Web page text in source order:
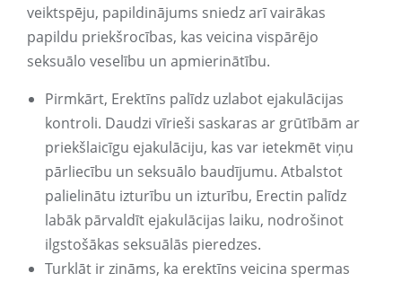
veiktspēju, papildinājums sniedz arī vairākas
papildu priekšrocības, kas veicina vispārējo
seksuālo veselību un apmierinātību.
Pirmkārt, Erektīns palīdz uzlabot ejakulācijas
kontroli. Daudzi vīrieši saskaras ar grūtībām ar
priekšlaicīgu ejakulāciju, kas var ietekmēt viņu
pārliecību un seksuālo baudījumu. Atbalstot
palielinātu izturību un izturību, Erectin palīdz
labāk pārvaldīt ejakulācijas laiku, nodrošinot
ilgstošākas seksuālās pieredzes.
Turklāt ir zināms, ka erektīns veicina spermas